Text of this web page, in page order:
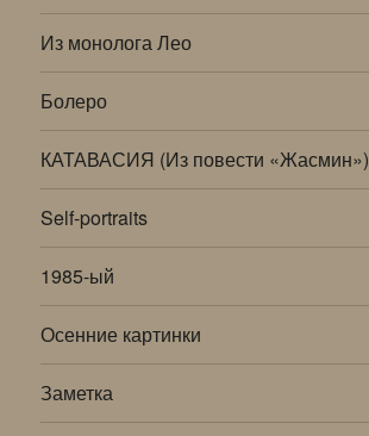
Из монолога Лео
Болеро
КАТАВАСИЯ (Из повести «Жасмин»)
Self-portraits
1985-ый
Осенние картинки
Заметка